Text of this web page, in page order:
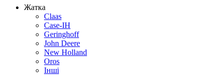
Жатка
Claas
Case-IH
Geringhoff
John Deere
New Holland
Oros
Інші